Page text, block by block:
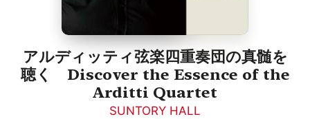
アルディッティ弦楽四重奏団の真髄を
聴く Discover the Essence of the
Arditti Quartet
SUNTORY HALL